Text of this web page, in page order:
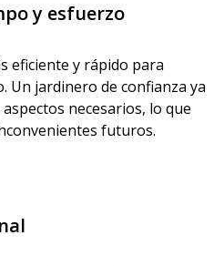
y esfuerzo
eficiente y rápido para
Un jardinero de confianza ya
necesarios, lo que
futuros.